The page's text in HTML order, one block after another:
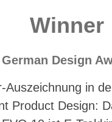
Winner
German Design
Auszeichnung in
Product Design: